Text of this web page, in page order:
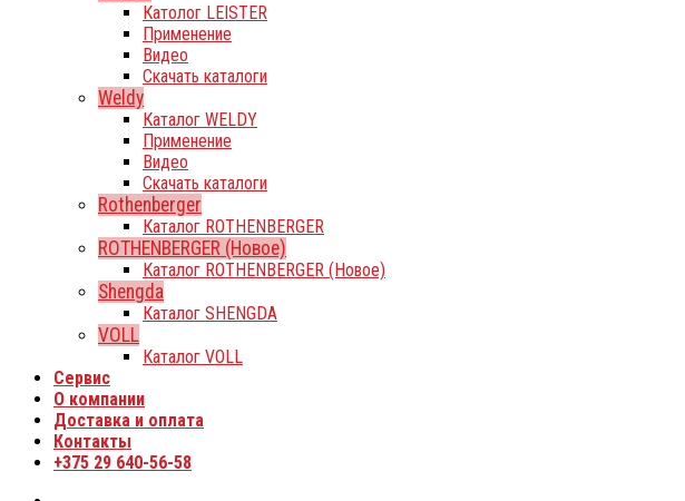
Католог LEISTER
Применение
Видео
Скачать каталоги
Weldy
Каталог WELDY
Применение
Видео
Скачать каталоги
Rothenberger
Каталог ROTHENBERGER
ROTHENBERGER (Новое)
Каталог ROTHENBERGER (Новое)
Shengda
Каталог SHENGDA
VOLL
Каталог VOLL
Сервис
О компании
Доставка и оплата
Контакты
+375 29 640-56-58